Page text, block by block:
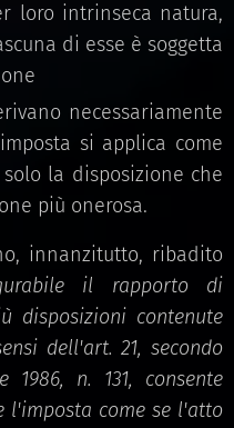
loro intrinseca natura,
di esse è soggetta
necessariamente
si applica come
la disposizione che
più onerosa.
innanzitutto, ribadito
il rapporto di
disposizioni contenute
dell'art. 21, secondo
1986, n. 131, consente
l'imposta come se l'atto